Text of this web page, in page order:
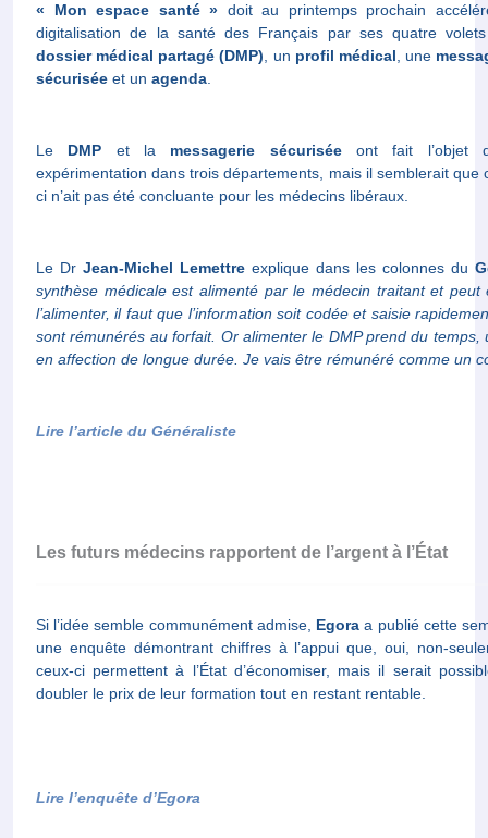
« Mon espace santé » doit au printemps prochain
digitalisation de la santé des Français par ses quatre
dossier médical partagé (DMP) , un profil médical , une
sécurisée et un agenda
Le DMP et la messagerie sécuriséeont fait l’objet
expérimentation dans trois départements, mais il semblerait que
ci n’ait pas été concluante pour les médecins libéraux.
Le Dr Jean-Michel Lemettre explique dans les colonnes du
synthèse médicale est alimenté par le médecin traitant et
l’alimenter, il faut que l’information soit codée et saisie
sont rémunérés au forfait. Or alimenter le DMP prend du
en affection de longue durée. Je vais être rémunéré comme un
Lire l’article du Généraliste
Les futurs médecins rapportent de l’argent à l’État
Si l’idée semble communément admise, Egora a publié cette
une enquête démontrant chiffres à l’appui que, oui, non-
ceux-ci permettent à l’État d’économiser, mais il serait
doubler le prix de leur formation tout en restant rentable.
Lire l’enquête d’Egora